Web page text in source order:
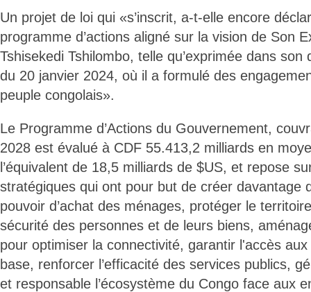
Un projet de loi qui «s’inscrit, a-t-elle encore
programme d’actions aligné sur la vision de Son
Tshisekedi Tshilombo, telle qu’exprimée dans son
du 20 janvier 2024, où il a formulé des
peuple congolais».
Le Programme d’Actions du Gouvernement,
2028 est évalué à CDF 55.413,2 milliards en
l’équivalent de 18,5 milliards de $US, et repose
stratégiques qui ont pour but de créer davantage
pouvoir d’achat des ménages, protéger le
sécurité des personnes et de leurs biens,
pour optimiser la connectivité, garantir l'accès
base, renforcer l’efficacité des services publics,
et responsable l’écosystème du Congo face aux